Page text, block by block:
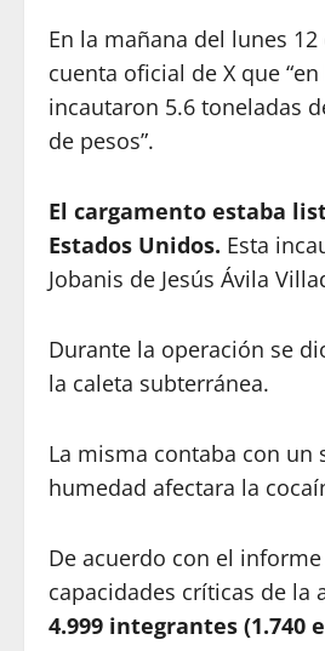
En la mañana del lunes
cuenta oficial de X que
incautaron 5.6 toneladas
de pesos”.
El cargamento estaba
Estados Unidos. Esta
Jobanis de Jesús Ávila
Durante la operación se
la caleta subterránea.
La misma contaba con un
humedad afectara la
De acuerdo con el
capacidades críticas de la
4.999 integrantes (1.740